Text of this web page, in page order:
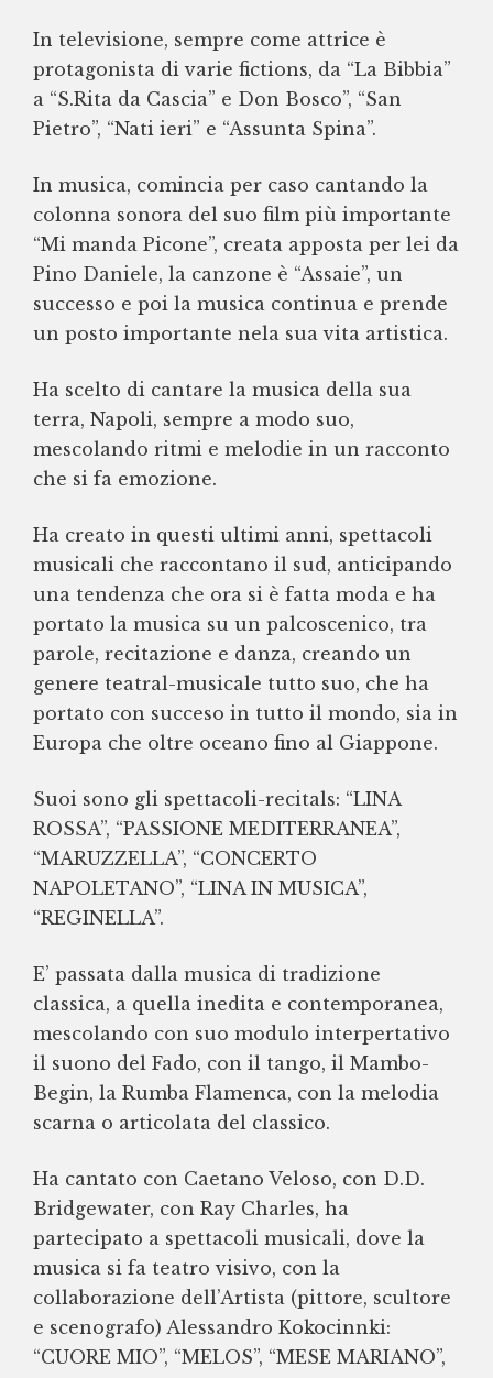
In televisione, sempre come attrice è
protagonista di varie fictions, da “La Bibbia”
a “S.Rita da Cascia” e Don Bosco”, “San
Pietro”, “Nati ieri” e “Assunta Spina”.
In musica, comincia per caso cantando la
colonna sonora del suo film più importante
“Mi manda Picone”, creata apposta per lei da
Pino Daniele, la canzone è “Assaie”, un
successo e poi la musica continua e prende
un posto importante nela sua vita artistica.
Ha scelto di cantare la musica della sua
terra, Napoli, sempre a modo suo,
mescolando ritmi e melodie in un racconto
che si fa emozione.
Ha creato in questi ultimi anni, spettacoli
musicali che raccontano il sud, anticipando
una tendenza che ora si è fatta moda e ha
portato la musica su un palcoscenico, tra
parole, recitazione e danza, creando un
genere teatral-musicale tutto suo, che ha
portato con succeso in tutto il mondo, sia in
Europa che oltre oceano fino al Giappone.
Suoi sono gli spettacoli-recitals: “LINA
ROSSA”, “PASSIONE MEDITERRANEA”,
“MARUZZELLA”, “CONCERTO
NAPOLETANO”, “LINA IN MUSICA”,
“REGINELLA”.
E’ passata dalla musica di tradizione
classica, a quella inedita e contemporanea,
mescolando con suo modulo interpertativo
il suono del Fado, con il tango, il Mambo-
Begin, la Rumba Flamenca, con la melodia
scarna o articolata del classico.
Ha cantato con Caetano Veloso, con D.D.
Bridgewater, con Ray Charles, ha
partecipato a spettacoli musicali, dove la
musica si fa teatro visivo, con la
collaborazione dell’Artista (pittore, scultore
e scenografo) Alessandro Kokocinnki:
“CUORE MIO”, “MELOS”, “MESE MARIANO”,